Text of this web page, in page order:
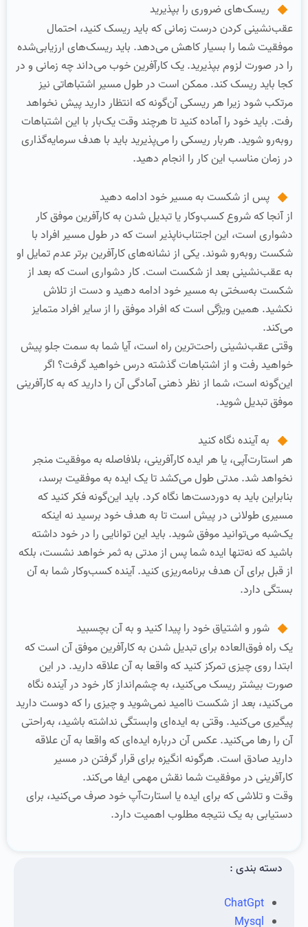
ریسک‌های ضروری را بپذیرید
عقب‌نشینی کردن درست زمانی که باید ریسک کنید، احتمال
موفقیت شما را بسیار کاهش می‌دهد. باید ریسک‌های ارزیابی‌شده
را در صورت لزوم بپذیرید. یک کارآفرین خوب می‌داند چه زمانی و در
کجا باید ریسک کند. ممکن است در طول مسیر اشتباهاتی نیز
مرتکب شود زیرا هر ریسکی آن‌گونه که انتظار دارید پیش نخواهد
رفت. باید خود را آماده کنید تا هرچند وقت یک‌بار با این اشتباهات
روبه‌رو شوید. هربار ریسکی را می‌پذیرید باید با هدف سرمایه‌گذاری
در زمان مناسب این کار را انجام دهید.
پس از شکست به مسیر خود ادامه دهید
از آنجا که شروع کسب‌وکار یا تبدیل شدن به کارآفرین موفق کار
دشواری است، این اجتناب‌ناپذیر است که در طول مسیر افراد با
شکست روبه‌رو شوند. یکی از نشانه‌های کارآفرین برتر عدم تمایل او
به عقب‌نشینی بعد از شکست است. کار دشواری است که بعد از
شکست به‌سختی به مسیر خود ادامه دهید و دست از تلاش
نکشید. همین ویژگی است که افراد موفق را از سایر افراد متمایز
می‌کند.
وقتی عقب‌نشینی راحت‌ترین راه است، آیا شما به سمت جلو پیش
خواهید رفت و از اشتباهات گذشته درس خواهید گرفت؟ اگر
این‌گونه است، شما از نظر ذهنی آمادگی آن را دارید که به کارآفرینی
موفق تبدیل شوید.
به آینده نگاه کنید
هر استارت‌آپی، یا هر ایده کارآفرینی، بلافاصله به موفقیت منجر
نخواهد شد. مدتی طول می‌کشد تا یک ایده به موفقیت برسد،
بنابراین باید به دوردست‌ها نگاه کرد. باید این‌گونه فکر کنید که
مسیری طولانی در پیش است تا به هدف خود برسید نه اینکه
یک‌شبه می‌توانید موفق شوید. باید این توانایی را در خود داشته
باشید که نه‌تنها ایده شما پس از مدتی به ثمر خواهد نشست، بلکه
از قبل برای آن هدف برنامه‌ریزی کنید. آینده کسب‌وکار شما به آن
بستگی دارد.
شور و اشتیاق خود را پیدا کنید و به آن بچسبید
یک ‌راه فوق‌العاده برای تبدیل شدن به کارآفرین موفق آن است که
ابتدا روی چیزی تمرکز کنید که واقعا به آن علاقه دارید. در این
صورت بیشتر ریسک می‌کنید، به چشم‌انداز کار خود در آینده نگاه
می‌کنید، بعد از شکست ناامید نمی‌شوید و چیزی را که دوست دارید
پیگیری می‌کنید. وقتی به ایده‌ای وابستگی نداشته باشید، به‌راحتی
آن را رها می‌کنید. عکس آن درباره ایده‌ای که واقعا به آن علاقه
دارید صادق است. هرگونه انگیزه برای قرار گرفتن در مسیر
کارآفرینی در موفقیت شما نقش مهمی ایفا می‌کند.
وقت و تلاشی که برای ایده یا استارت‌آپ خود صرف می‌کنید، برای
دستیابی به یک نتیجه مطلوب اهمیت دارد.
دسته بندی :
ChatGpt
Mysql